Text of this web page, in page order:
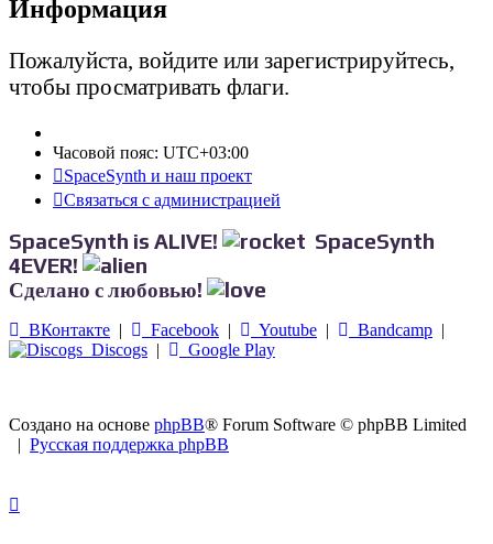
Информация
Пожалуйста, войдите или зарегистрируйтесь,
чтобы просматривать флаги.
Часовой пояс: UTC+03:00
SpaceSynth и наш проект
Связаться с администрацией
SpaceSynth is ALIVE!
SpaceSynth
4EVER!
Сделано с любовью!
ВКонтакте | Facebook | Youtube | Bandcamp |
Discogs | Google Play
Создано на основе phpBB® Forum Software © phpBB Limited
| Русская поддержка phpBB